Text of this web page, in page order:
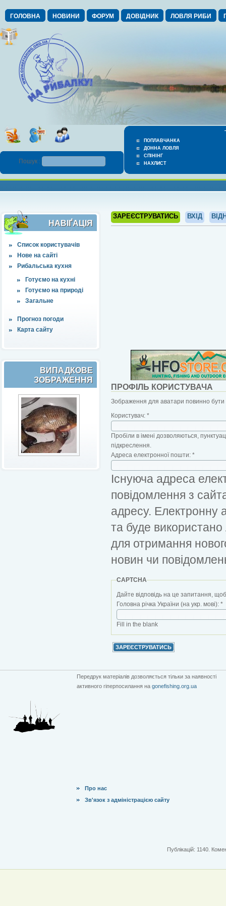
ГОЛОВНА НОВИНИ ФОРУМ ДОВІДНИК ЛОВЛЯ РИБИ
ПОПЛАВЧАНКА
ДОННА ЛОВЛЯ
СПІНІНГ
НАХЛИСТ
Пошук :
НАВІҐАЦІЯ
Список користувачів
Нове на сайті
Рибальська кухня
Готуємо на кухні
Готуємо на природі
Загальне
Прогноз погоди
Карта сайту
ВИПАДКОВЕ
ЗОБРАЖЕННЯ
ЗАРЕЄСТРУВАТИСЬ ВХІД
ПРОФІЛЬ КОРИСТУВАЧА
Зображення для аватари повинно бути
Користувач: *
Пробіли в імені дозволяються,
підкреслення.
Адреса електронної пошти: *
Існуюча адреса
повідомлення з
адресу. Електронну
та буде
для отримання
новин чи
CAPTCHA
Дайте відповідь на це запитання,
Головна річка України (на укр. мові): *
Fill in the blank
Передрук матеріалів дозволяється тільки за наявності
активного гіперпосилання на gonefishing.org.ua
Про нас
Зв'язок з адміністрацією сайту
Публікацій: 1140.